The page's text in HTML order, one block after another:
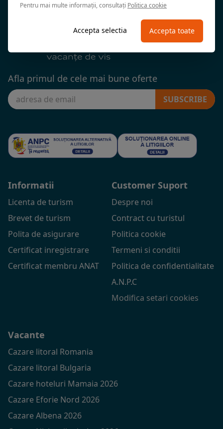
Afla primul de cele mai bune oferte
SUBSCRIBE
Informatii
Licenta de turism
Brevet de turism
Polita de asigurare
Certificat inregistrare
Certificat membru ANAT
Customer Suport
Despre noi
Contract cu turistul
Politica cookie
Termeni si conditii
Politica de confidentialitate
A.N.P.C
Modifica setari cookies
Vacante
Cazare litoral Romania
Cazare litoral Bulgaria
Cazare hoteluri Mamaia 2026
Cazare Eforie Nord 2026
Cazare Albena 2026
Pentru mai multe informații, consultați Politica cookie
Accepta selectia Accepta toate